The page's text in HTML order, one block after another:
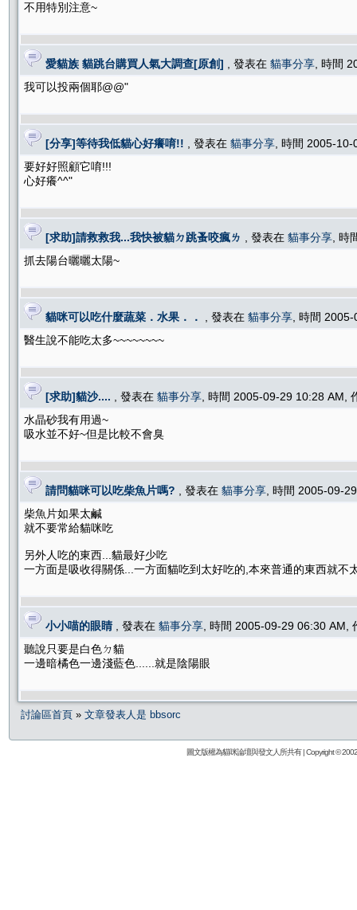
不用特別注意~
愛貓族 貓跳台購買人氣大調查[原創] , 發表在 貓事分享 , 時間
我可以投兩個耶@@"
[分享]等待我低貓心好癢唷!! , 發表在 貓事分享 , 時間 2005-
要好好照顧它唷!!!
心好癢^^"
[求助]請救救我...我快被貓ㄉ跳蚤咬瘋ㄌ , 發表在 貓事分享 ,
抓去陽台曬曬太陽~
貓咪可以吃什麼蔬菜．水果．． , 發表在 貓事分享 , 時間
醫生說不能吃太多~~~~~~~~
[求助]貓沙.... , 發表在 貓事分享 , 時間 2005-09-29 10:28 AM,
水晶砂我有用過~
吸水並不好~但是比較不會臭
請問貓咪可以吃柴魚片嗎? , 發表在 貓事分享 , 時間 2005-09-
柴魚片如果太鹹
就不要常給貓咪吃
另外人吃的東西...貓最好少吃
一方面是吸收得關係...一方面貓吃到太好吃的,本來普通的東西就不
小小喵的眼睛 , 發表在 貓事分享 , 時間 2005-09-29 06:30 AM,
聽說只要是白色ㄉ貓
一邊暗橘色一邊淺藍色......就是陰陽眼
討論區首頁 » 文章發表人是 bbsorc
圖文版權為貓咪論壇與發文人所共有 | Copyright ©